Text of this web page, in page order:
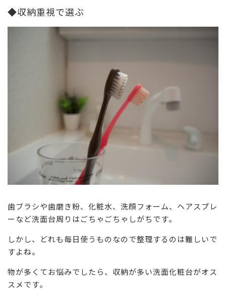
◆収納重視で選ぶ
歯ブラシや歯磨き粉、化粧水、洗顔フォーム、ヘアスプレ
ーなど洗面台周りはごちゃごちゃしがちです。
しかし、どれも毎日使うものなので整理するのは難しいで
すよね。
物が多くてお悩みでしたら、収納が多い洗面化粧台がオス
スメです。